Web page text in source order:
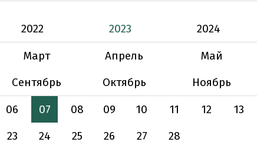
2022 2023 2024
Март Апрель Май
Сентябрь Октябрь Ноябрь
06 07 08 09 10 11 12 13
23 24 25 26 27 28